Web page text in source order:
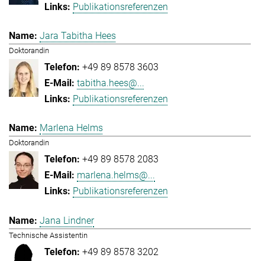
Publikationsreferenzen
Jara Tabitha Hees
Doktorandin
+49 89 8578 3603
tabitha.hees@...
Publikationsreferenzen
Marlena Helms
Doktorandin
+49 89 8578 2083
marlena.helms@...
Publikationsreferenzen
Jana Lindner
Technische Assistentin
+49 89 8578 3202